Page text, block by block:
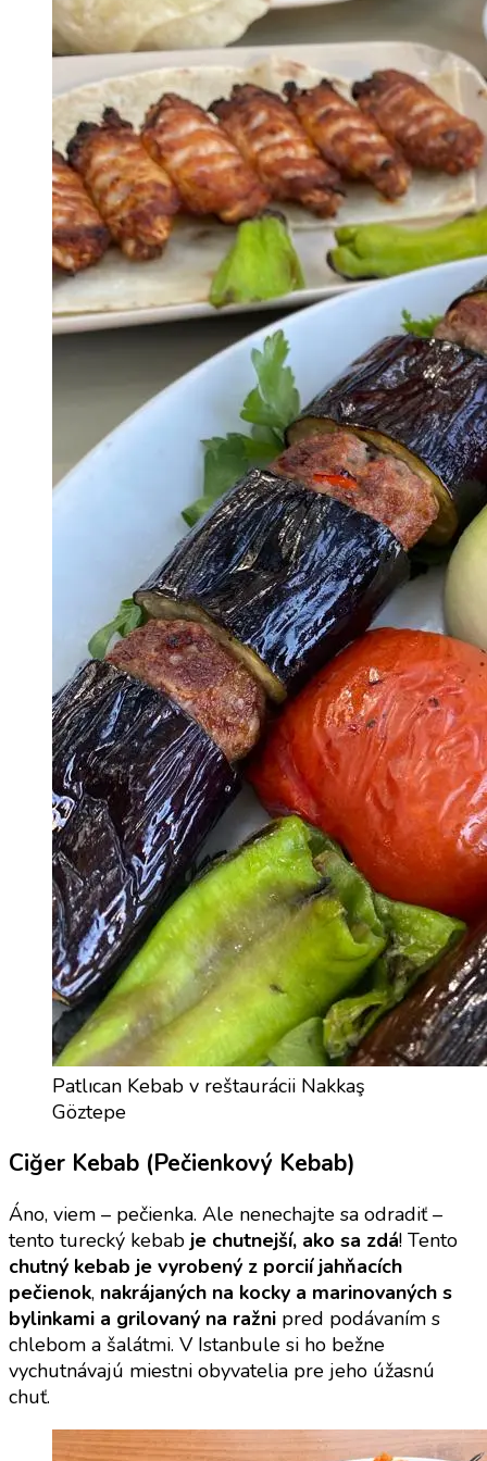
Patlıcan Kebab v reštaurácii Nakkaş
Göztepe
Ciğer Kebab (Pečienkový Kebab)
Áno, viem – pečienka. Ale nenechajte sa odradiť –
tento turecký kebab je chutnejší, ako sa zdá! Tento
chutný kebab je vyrobený z porcií jahňacích
pečienok, nakrájaných na kocky a marinovaných s
bylinkami a grilovaný na ražni pred podávaním s
chlebom a šalátmi. V Istanbule si ho bežne
vychutnávajú miestni obyvatelia pre jeho úžasnú
chuť.